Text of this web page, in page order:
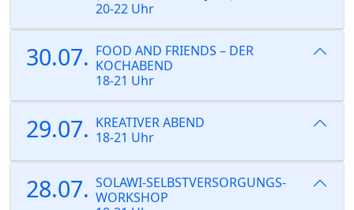
20-22 Uhr
30.07. FOOD AND FRIENDS – DER
KOCHABEND
18-21 Uhr
29.07. KREATIVER ABEND
18-21 Uhr
28.07. SOLAWI-SELBSTVERSORGUNGS-
WORKSHOP